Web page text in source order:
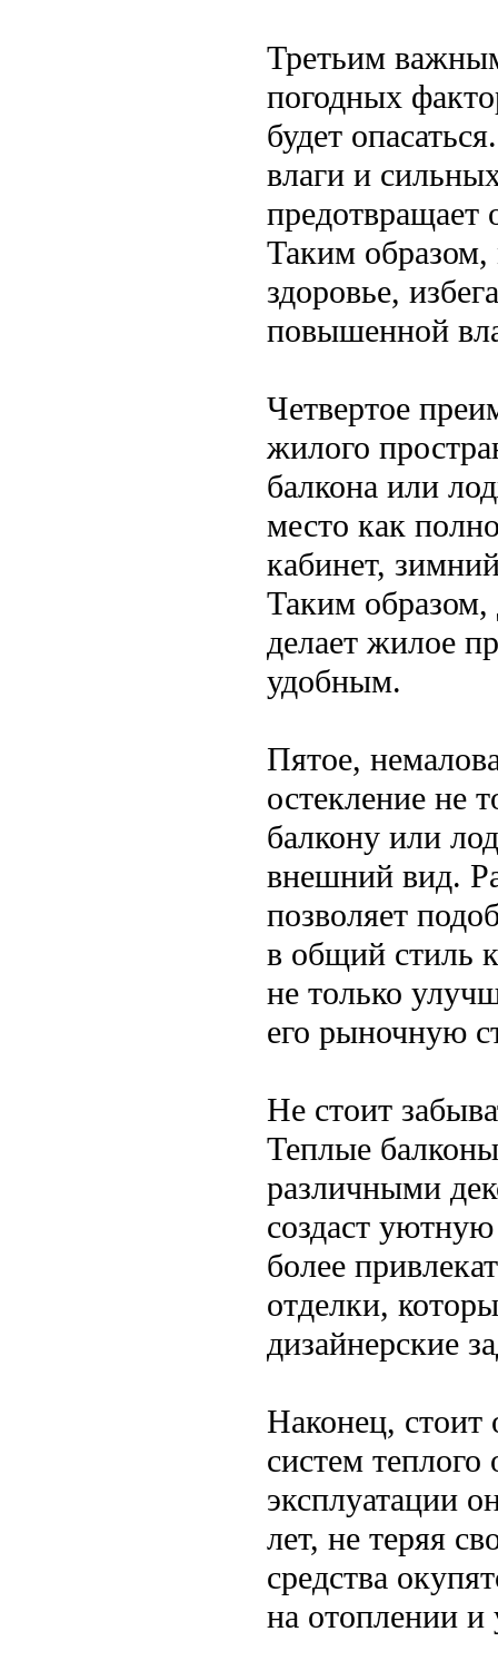
Третьим
погодных
будет
влаги и
предотвращает
Таким
здоровье,
повышенной
Четвертое
жилого
балкона или
место как
кабинет,
Таким
делает жилое
удобным.
Пятое,
остекление не
балкону или
внешний вид.
позволяет
в общий стиль
не только
его рыночную
Не стоит
Теплые
различными
создаст
более
отделки,
дизайнерские
Наконец, стоит
систем
эксплуатации
лет, не теряя
средства
на отоплении